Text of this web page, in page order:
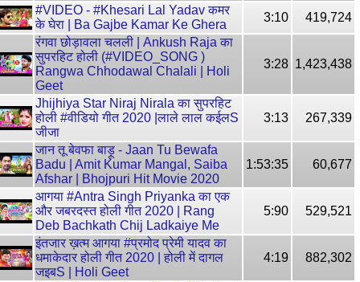
#VIDEO - #Khesari Lal Yadav कमर
के घेरा | Ba Gajbe Kamar Ke Ghera
3:10
419,724
रंगवा छोड़ावला चलली | Ankush Raja का
सुपरहिट होली (#VIDEO_SONG )
Rangwa Chhodawal Chalali | Holi
Geet
3:28 1,423,438
Jhijhiya Star Niraj Nirala का सुपरहिट
होली #वीडियो गीत 2020 |लाले लाल कईलS
जीजा
3:13 267,339
जान तू बेवफा बाड़ू - Jaan Tu Bewafa
Badu | Amit Kumar Mangal, Saiba
Afshar | Bhojpuri Hit Movie 2020
1:53:35 60,677
आगया #Antra Singh Priyanka का एक
और जबरदस्त होली गीत 2020 | Rang
Deb Bachkath Chij Ladkaiye Me
5:90 529,521
इंतजार ख़त्म आगया #प्रमोद प्रेमी यादव का
धमाकेदार होली गीत 2020 | होली में दागल
जइबS | Holi Geet
4:19 882,302